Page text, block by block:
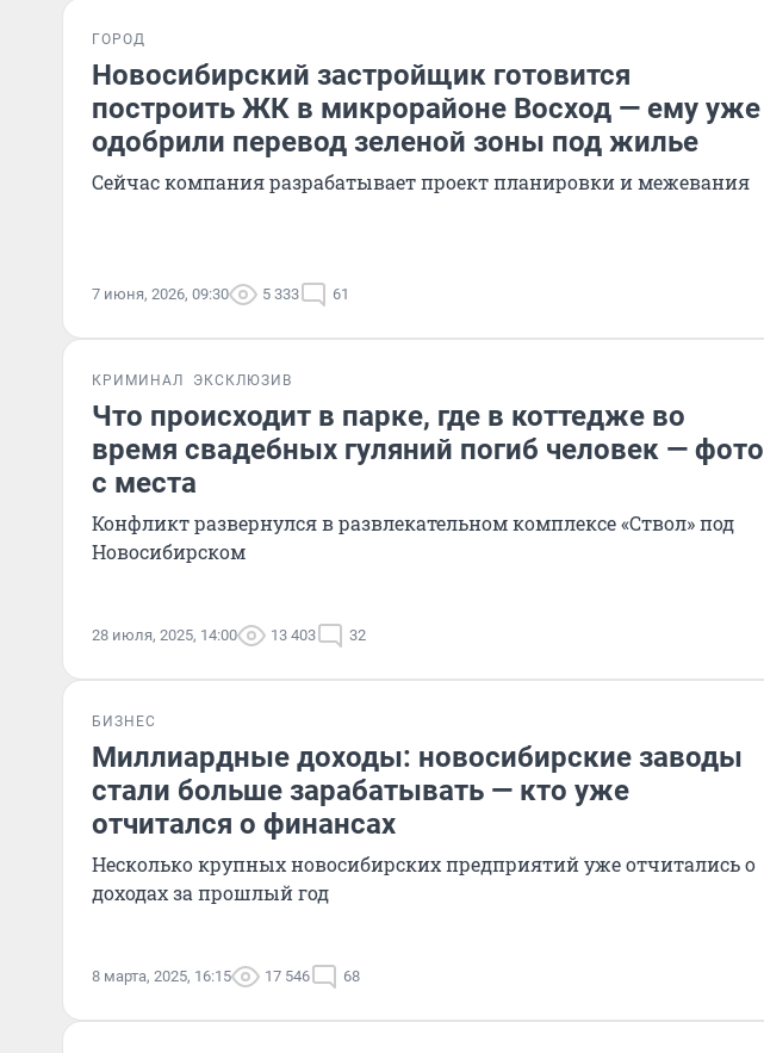
ГОРОД
Новосибирский застройщик готовится
построить ЖК в микрорайоне Восход — ему уже
одобрили перевод зеленой зоны под жилье
Сейчас компания разрабатывает проект планировки и межевания
7 июня, 2026, 09:30 5 333 61
КРИМИНАЛ ЭКСКЛЮЗИВ
Что происходит в парке, где в коттедже во
время свадебных гуляний погиб человек — фото
с места
Конфликт развернулся в развлекательном комплексе «Ствол» под
Новосибирском
28 июля, 2025, 14:00 13 403 32
БИЗНЕС
Миллиардные доходы: новосибирские заводы
стали больше зарабатывать — кто уже
отчитался о финансах
Несколько крупных новосибирских предприятий уже отчитались о
доходах за прошлый год
8 марта, 2025, 16:15 17 546 68